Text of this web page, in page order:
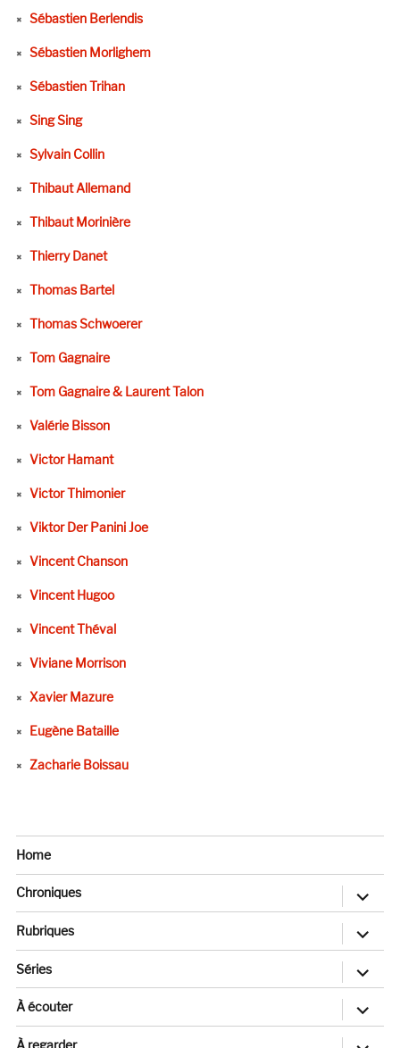
Sébastien Berlendis
Sébastien Morlighem
Sébastien Trihan
Sing Sing
Sylvain Collin
Thibaut Allemand
Thibaut Morinière
Thierry Danet
Thomas Bartel
Thomas Schwoerer
Tom Gagnaire
Tom Gagnaire & Laurent Talon
Valérie Bisson
Victor Hamant
Victor Thimonier
Viktor Der Panini Joe
Vincent Chanson
Vincent Hugoo
Vincent Théval
Viviane Morrison
Xavier Mazure
Eugène Bataille
Zacharie Boissau
Home
Chroniques
ouvrir
sous-
menu
Rubriques
ouvrir
sous-
menu
Séries
ouvrir
sous-
menu
À écouter
ouvrir
le
sous-
menu
À regarder
ouvrir